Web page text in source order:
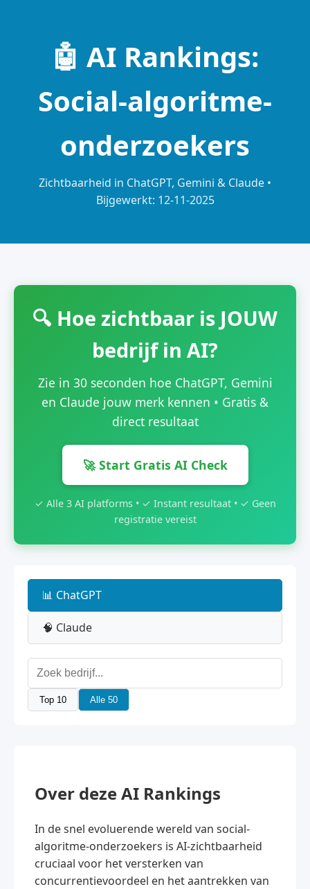
🤖 AI Rankings:
Social-algoritme-
onderzoekers
Zichtbaarheid in ChatGPT, Gemini & Claude •
Bijgewerkt: 12-11-2025
🔍 Hoe zichtbaar is JOUW
bedrijf in AI?
Zie in 30 seconden hoe ChatGPT, Gemini
en Claude jouw merk kennen • Gratis &
direct resultaat
🚀 Start Gratis AI Check
✓ Alle 3 AI platforms • ✓ Instant resultaat • ✓ Geen
registratie vereist
📊 ChatGPT
🧠 Claude
Top 10 Alle 50
Over deze AI Rankings
In de snel evoluerende wereld van social-
algoritme-onderzoekers is AI-zichtbaarheid
cruciaal voor het versterken van
concurrentievoordeel en het aantrekken van